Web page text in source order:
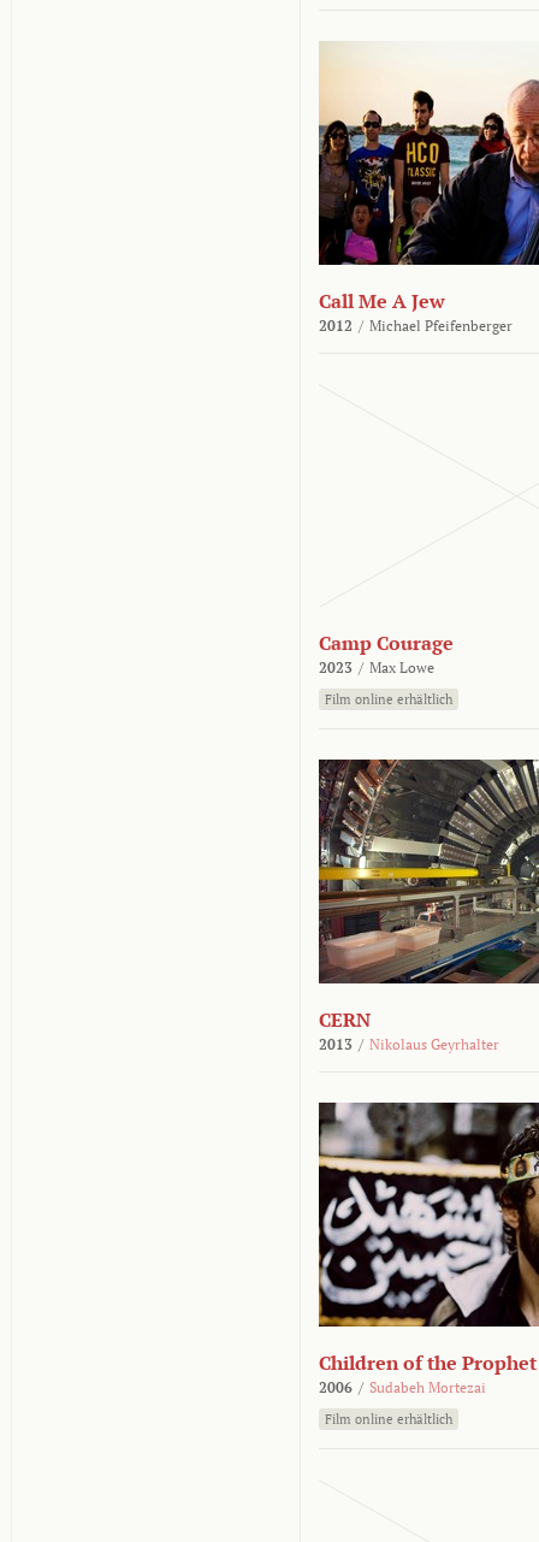
Call Me A Jew
2012 / Michael Pfeifenberger
Camp Courage
2023 / Max Lowe
Film online erhältlich
CERN
2013 / Nikolaus Geyrhalter
Children of the Prophet
2006 / Sudabeh Mortezai
Film online erhältlich